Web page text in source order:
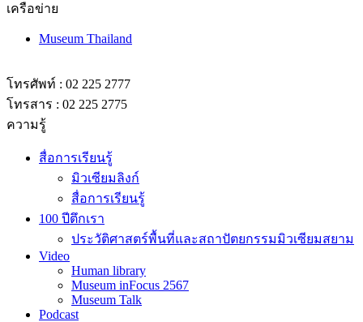
เครือข่าย
Museum Thailand
โทรศัพท์ : 02 225 2777
โทรสาร : 02 225 2775
ความรู้
สื่อการเรียนรู้
มิวเซียมลิงก์
สื่อการเรียนรู้
100 ปีตึกเรา
ประวัติศาสตร์พื้นที่และสถาปัตยกรรมมิวเซียมสยาม
Video
Human library
Museum inFocus 2567
Museum Talk
Podcast